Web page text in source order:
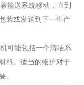
输送系统移动，直到
装或发送到下一生产
可能包括一个清洁系
料。适当的维护对于
。